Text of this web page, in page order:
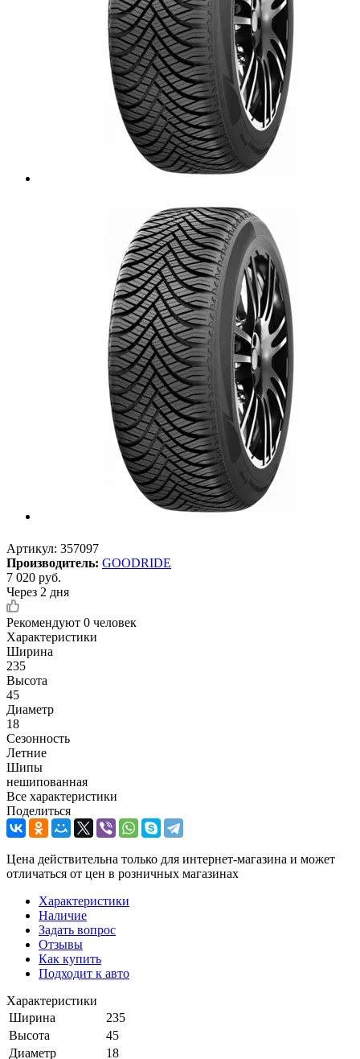
Артикул: 357097
Производитель: GOODRIDE
7 020 руб.
Через 2 дня
Рекомендуют 0 человек
Характеристики
Ширина
235
Высота
45
Диаметр
18
Сезонность
Летние
Шипы
нешипованная
Все характеристики
Поделиться
Цена действительна только для интернет-магазина и может
отличаться от цен в розничных магазинах
Характеристики
Наличие
Задать вопрос
Отзывы
Как купить
Подходит к авто
Характеристики
Ширина
235
Высота
45
Диаметр
18